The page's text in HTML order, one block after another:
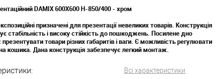
DAMIX 600X600 H-850/400 - хром
призначені для презентації невеликих товарів. Конструкція
стабільність і високу стійкість до пошкоджень. Посилене дно
товари різних габаритів і ваги. Є можливість регулювати
кошика. Дана конструкція забезпечує легкий монтаж.
Всі характеристики